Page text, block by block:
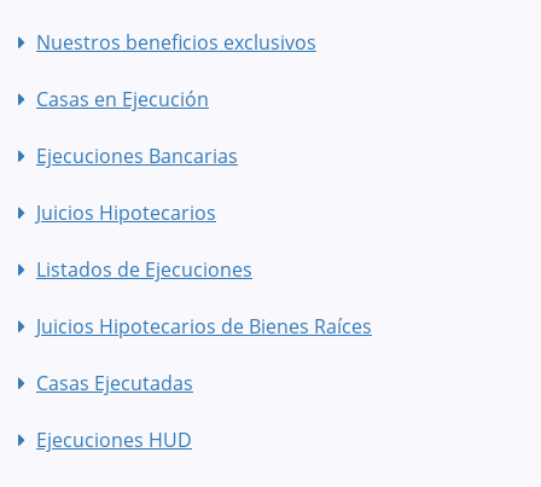
Nuestros beneficios exclusivos
Casas en Ejecución
Ejecuciones Bancarias
Juicios Hipotecarios
Listados de Ejecuciones
Juicios Hipotecarios de Bienes Raíces
Casas Ejecutadas
Ejecuciones HUD